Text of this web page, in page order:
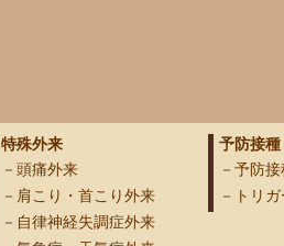
特殊外来
頭痛外来
肩こり・首こり外来
自律神経失調症外来
予防接
予防接
トリ